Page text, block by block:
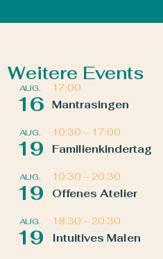
Weitere Events
AUG.
16
17:00
Mantrasingen
AUG.
19
10:30 – 17:00
Familienkindertag
AUG.
19
10:30 – 20:30
Offenes Atelier
AUG.
19
18:30 – 20:30
Intuitives Malen